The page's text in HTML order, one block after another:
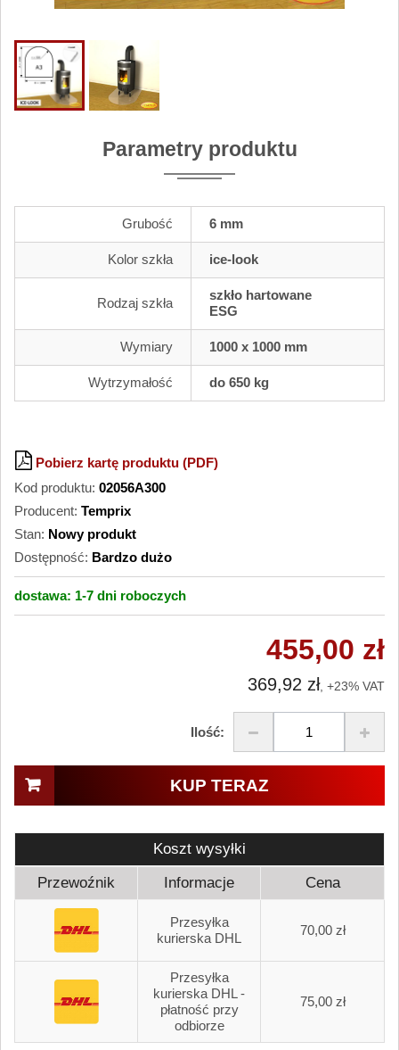
Parametry produktu
Grubość 6 mm
Kolor szkła ice-look
Rodzaj szkła
szkło hartowane
ESG
Wymiary 1000 x 1000 mm
Wytrzymałość do 650 kg
Pobierz kartę produktu (PDF)
Kod produktu: 02056A300
Producent: Temprix
Stan: Nowy produkt
Dostępność: Bardzo dużo
dostawa: 1-7 dni roboczych
455,00 zł
369,92 zł, +23% VAT
Ilość:
KUP TERAZ
Koszt wysyłki
Przewoźnik
Informacje Cena
Przesyłka
kurierska DHL
70,00 zł
Przesyłka
kurierska DHL -
płatność przy
odbiorze
75,00 zł